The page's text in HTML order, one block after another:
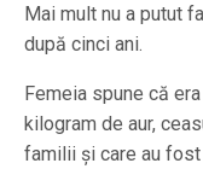
Mai mult nu a putut
după cinci ani.
Femeia spune că
kilogram de aur,
familii și care au